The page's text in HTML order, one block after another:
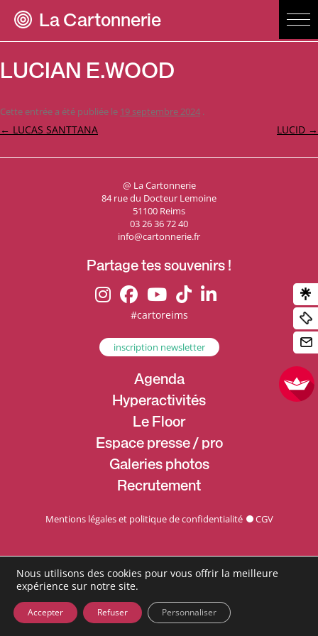
La Cartonnerie
LUCIAN E.WOOD
Cette entrée a été publiée le 19 septembre 2024 .
Navigation
← LUCAS SANTTANA LUCID →
@ La Cartonnerie
84 rue du Docteur Lemoine
51100 Reims
03 26 36 72 40
info@cartonnerie.fr
Partage tes souvenirs !
#cartoreims
inscription newsletter
Agenda
Hyperactivités
Le Floor
Espace presse / pro
Galeries photos
Recrutement
Mentions légales et politique de confidentialité CGV
Nous utilisons des cookies pour vous offrir la meilleure
expérience sur notre site.
Accepter Refuser Personnaliser